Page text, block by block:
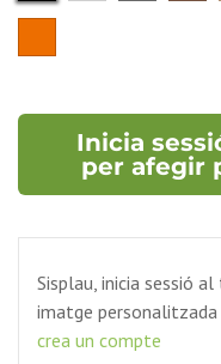
(P.
(P.
Inicia
per afegir
Sisplau, inicia sessió
imatge
crea un compte